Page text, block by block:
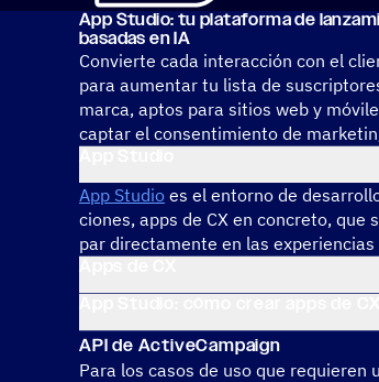
App Studio: tu plata­forma de
basadas en IA
Convierte cada interacción con el
para aumentar tu lista de
marca, aptos para sitios web y
captar el consentimiento de
App Studio es el entorno de
cio­nes, apps de CX en concreto,
par direc­ta­mente en las
API de ActiveCampaign
Para los casos de uso que requie­ren